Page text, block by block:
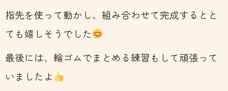
指先を使って動かし、組み合わせて完成するとと
ても嬉しそうでした
最後には、輪ゴムでまとめる練習もして頑張って
いましたよ